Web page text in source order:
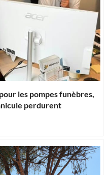
les pompes funèbres,
perdurent